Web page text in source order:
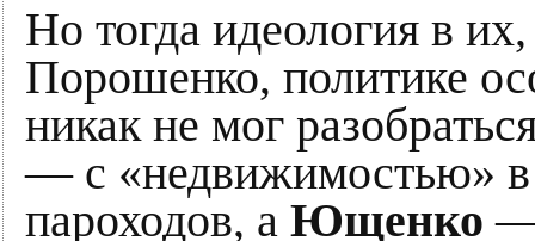
Но тогда идеология в
Порошенко, политике
никак не мог
— с «недвижимостью» в
пароходов, а Ющенко —